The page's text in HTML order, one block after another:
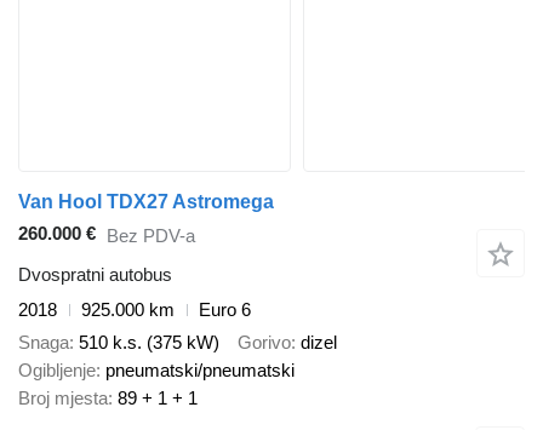
Van Hool TDX27 Astromega
260.000 € Bez PDV-a
Dvospratni autobus
2018
925.000 km
Euro 6
Snaga 510 k.s. (375 kW) Gorivo dizel
Ogibljenje pneumatski/pneumatski
Broj mjesta 89 + 1 + 1